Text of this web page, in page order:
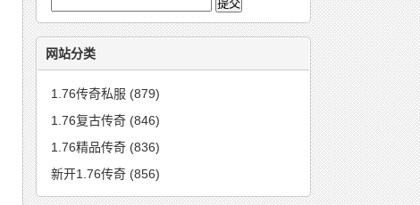
网站分类
1.76传奇私服 (879)
1.76复古传奇 (846)
1.76精品传奇 (836)
新开1.76传奇 (856)